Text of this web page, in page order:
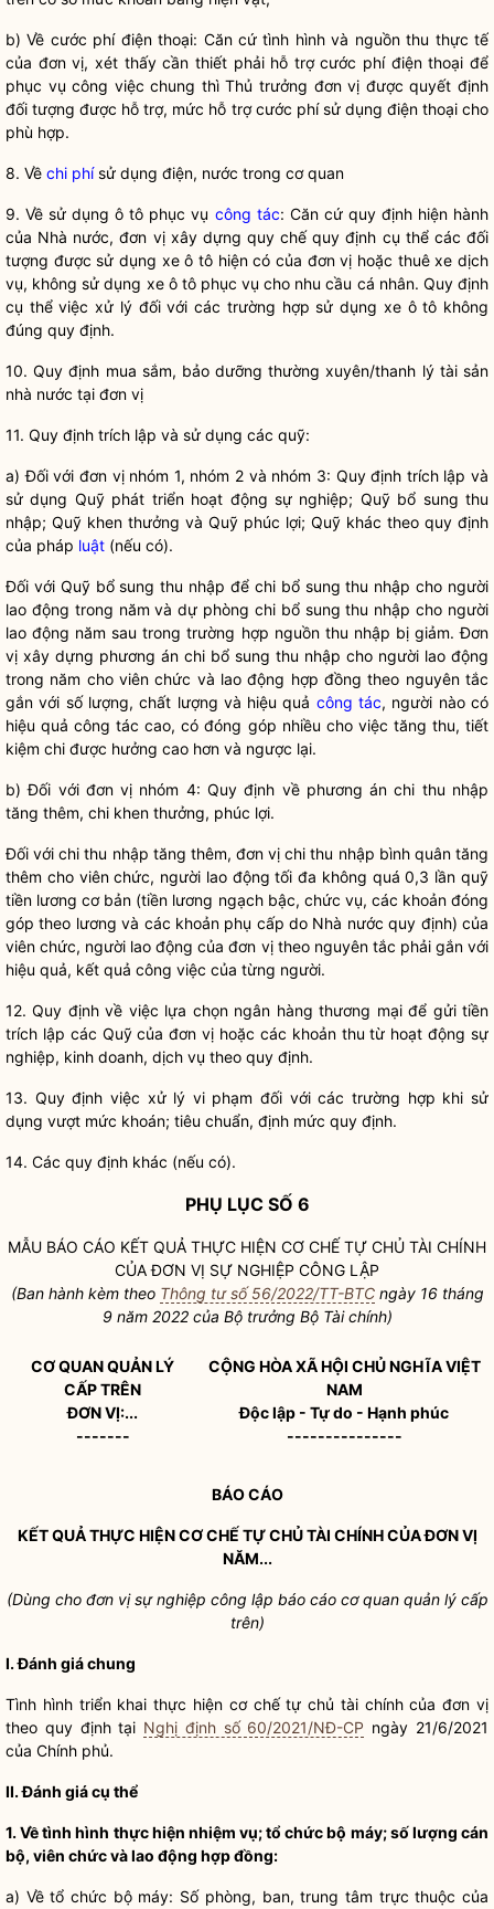
b)Về cước phí điện thoại: Căn cứ tình hình và nguồn thu thực tế
của đơn vị, xét thấy cần thiết phải hỗ trợ cước phí điện thoại để
phục vụ công việc chung thì Thủ trưởng đơn vị được quyết định
đối tượng được hỗtrợ, mức hỗ trợ cước phí sử dụng điện thoại cho
phù hợp.
8. Về chi phísử dụng điện, nước trong cơ quan
9. Về sử dụng ô tô phục vụ công tác: Căn cứ quy định hiện hành
của Nhà nước, đơn vị xây dựngquy chếquy định cụ thể các đối
tượng được sử dụng xe ô tô hiện có của đơn vị hoặc thuê xe dịch
vụ, không sử dụng xe ô tô phục vụ cho nhu cầu cá nhân. Quy định
cụ thểviệc xử lý đối với các trường hợp sử dụng xe ô tô không
đúng quy định.
10. Quy định mua sắm, bảo dưỡng thường xuyên/thanh lý tài sản
nhà nước tại đơn vị
11. Quy định trích lập và sử dụng các quỹ:
a) Đối với đơn vị nhóm 1, nhóm 2 và nhóm 3: Quy định trích lập và
sử dụng Quỹ phát triển hoạt động sự nghiệp; Quỹ bổ sung thu
nhập; Quỹ khen thưởng và Quỹ phúc lợi; Quỹ khác theo quy định
của pháp luật (nếu có).
Đối với Quỹ bổ sung thu nhập để chi bổ sung thu nhập cho người
lao động trong năm và dự phòng chi bổ sung thu nhập cho người
lao động năm sau trong trường hợp nguồn thu nhập bị giảm. Đơn
vị xây dựng phương án chi bổ sung thu nhập cho người lao động
trong năm cho viên chức và lao động hợp đồng theo nguyên tắc
gắn với số lượng, chất lượng và hiệu quả công tác, người nào có
hiệu quảcông tác cao, cóđóng góp nhiều cho việc tăng thu, tiết
kiệm chi được hưởng cao hơn và ngược lại.
b) Đối với đơn vị nhóm 4: Quy định về phương án chi thu nhập
tăng thêm, chi khen thưởng, phúc lợi.
Đối với chi thu nhập tăng thêm, đơn vị chi thu nhập bình quân tăng
thêm cho viên chức, người lao động tối đa không quá 0,3 lần quỹ
tiền lương cơ bản (tiền lương ngạch bậc, chức vụ, các khoản đóng
góp theo lương và các khoản phụ cấp do Nhà nước quy định) của
viên chức, người lao động của đơn vị theo nguyên tắc phải gắn với
hiệu quả, kết quả công việc của từng người.
12. Quy định về việc lựa chọn ngân hàng thương mại để gửi tiền
trích lập các Quỹ của đơn vị hoặc các khoản thu từ hoạt động sự
nghiệp, kinh doanh, dịch vụ theo quy định.
13. Quy định việc xử lý vi phạm đối với các trường hợp khi sử
dụng vượt mức khoán; tiêu chuẩn, định mức quy định.
14. Các quy định khác (nếu có).
PHỤ LỤC SỐ 6
MẪU BÁO CÁO KẾT QUẢ THỰC HIỆN CƠ CHẾ TỰ CHỦ TÀI CHÍNH
CỦA ĐƠN VỊ SỰ NGHIỆP CÔNG LẬP
(Ban hành kèm theo Thông tư số 56/2022/TT-BTCngày 16 tháng
9 năm 2022 của Bộ trưởng Bộ Tài chính)
CƠ QUAN QUẢN LÝ
CẤP TRÊN
ĐƠN VỊ:...
-------
CỘNG HÒA XÃ HỘI CHỦ NGHĨA VIỆT
NAM
Độc lập - Tự do - Hạnh phúc
---------------
BÁO CÁO
KẾT QUẢ THỰC HIỆN CƠ CHẾ TỰ CHỦ TÀI CHÍNH CỦA ĐƠN VỊ
NĂM...
(Dùng cho đơn vị sự nghiệp công lập báo cáo cơ quan quản lý cấp
trên)
I. Đánh giá chung
Tình hình triển khai thực hiện cơ chế tự chủ tài chính của đơn vị
theo quy định tại Nghị định số 60/2021/NĐ-CP ngày 21/6/2021
của Chính phủ.
II. Đánh giá cụ thể
1. Về tình hình thực hiện nhiệm vụ; tổ chức bộ máy; số lượng cán
bộ, viên chức và lao động hợp đồng:
a) Về tổ chức bộ máy: Số phòng, ban, trung tâm trực thuộc của